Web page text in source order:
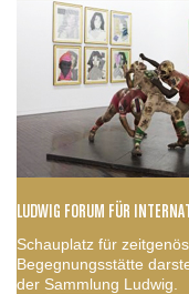
LUDWIG FORUM FÜR
Schauplatz für
Begegnungsstätte
der Sammlung Ludwig.